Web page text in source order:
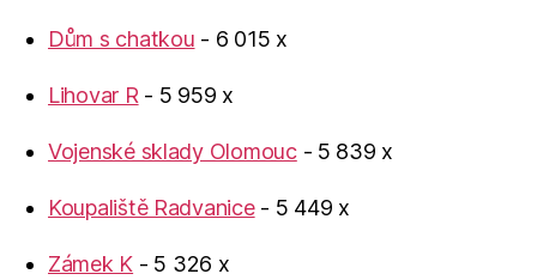
Dům s chatkou - 6 015 x
Lihovar R - 5 959 x
Vojenské sklady Olomouc- 5 839 x
Koupaliště Radvanice- 5 449 x
Zámek K - 5 326 x